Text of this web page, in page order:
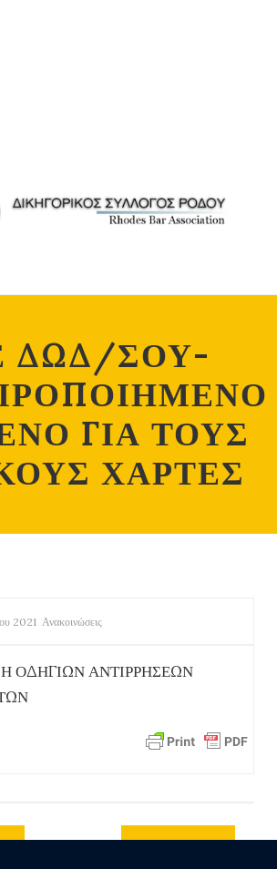
ΔΩΔ/ΣΟΥ-
ΓΙΑ ΤΟΥΣ
ΧΑΡΤΕΣ
2021 Ανακοινώσεις
ΟΔΗΓΙΩΝ ΑΝΤΙΡΡΗΣΕΩΝ